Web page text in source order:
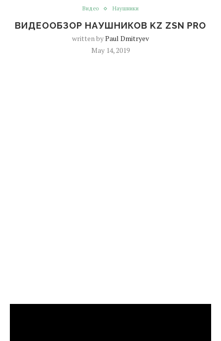
Видео Наушники
ВИДЕООБЗОР НАУШНИКОВ KZ ZSN PRO
written byPaul Dmitryev
May 14, 2019